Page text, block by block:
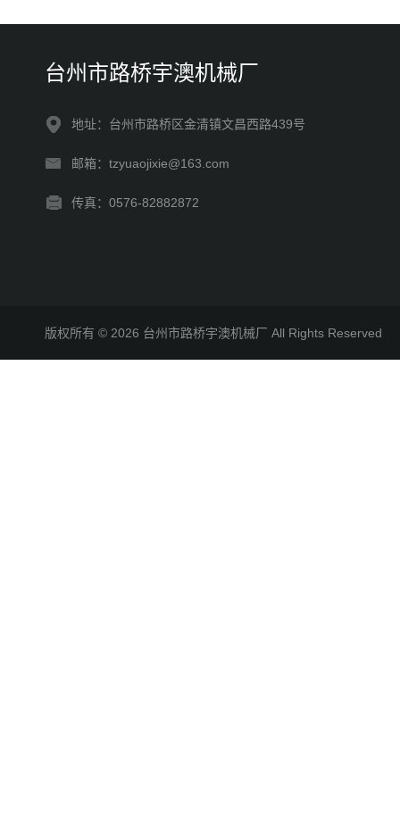
台州市路桥宇澳机械厂
地址：台州市路桥区金清镇文昌西路439号
邮箱：tzyuaojixie@163.com
传真：0576-82882872
版权所有 © 2026 台州市路桥宇澳机械厂 All Rights